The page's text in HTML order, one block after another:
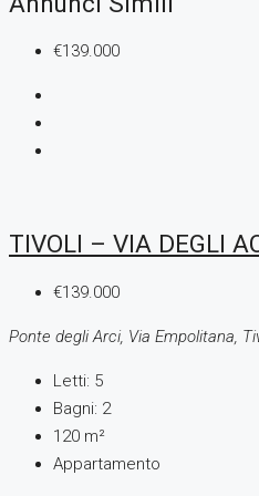
€139.000
TIVOLI – VIA DEGLI
€139.000
Ponte degli Arci, Via Empolitana,
Letti: 5
Bagni: 2
120 m²
Appartamento